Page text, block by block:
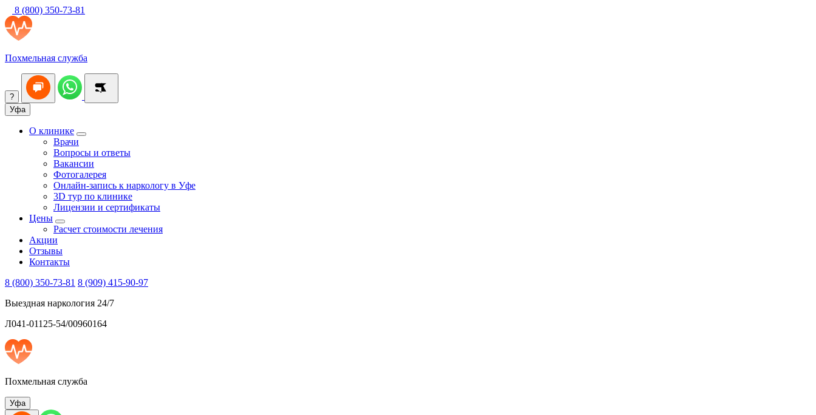
8 (800) 350-73-81
Похмельная служба
?
Уфа
О клинике
Врачи
Вопросы и ответы
Вакансии
Фотогалерея
Онлайн-запись к наркологу в Уфе
3D тур по клинике
Лицензии и сертификаты
Цены
Расчет стоимости лечения
Акции
Отзывы
Контакты
8 (800) 350-73-81 8 (909) 415-90-97
Выездная наркология 24/7
Л041-01125-54/00960164
Похмельная служба
Уфа